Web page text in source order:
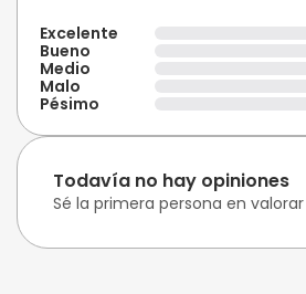
Excelente
Bueno
Medio
Malo
Pésimo
Todavía no hay opiniones
Sé la primera persona en